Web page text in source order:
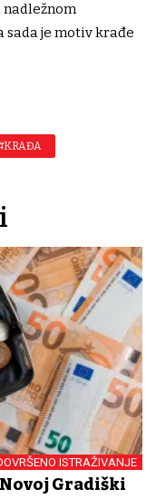
nadležnom
sada je motiv krađe
ISTRAŽIVANJE
Gradiški